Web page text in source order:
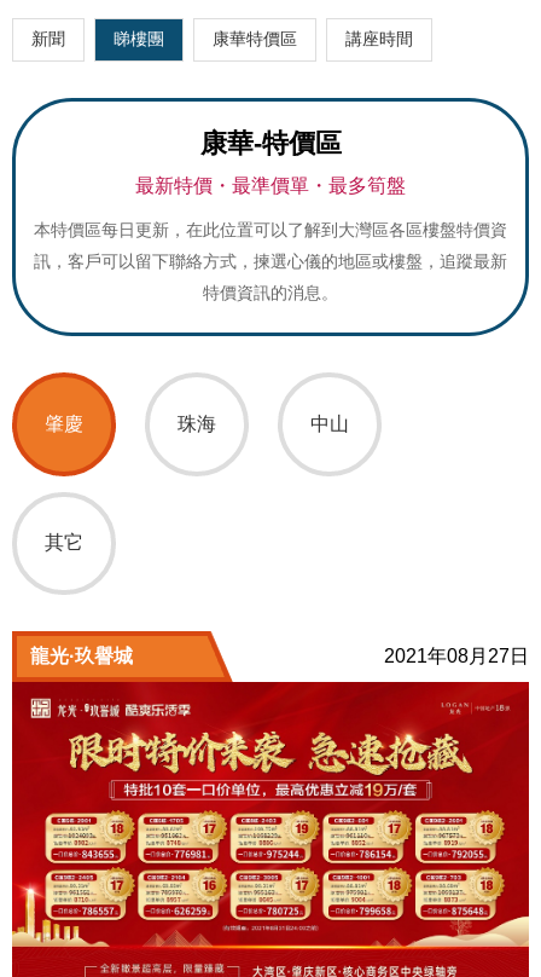
新聞 睇樓團 康華特價區 講座時間
康華-特價區
最新特價・最準價單・最多筍盤
本特價區每日更新，在此位置可以了解到大灣區各區樓盤特價資
訊，客戶可以留下聯絡方式，揀選心儀的地區或樓盤，追蹤最新
特價資訊的消息。
肇慶 珠海 中山
其它
2021年08月27日
龍光·玖譽城